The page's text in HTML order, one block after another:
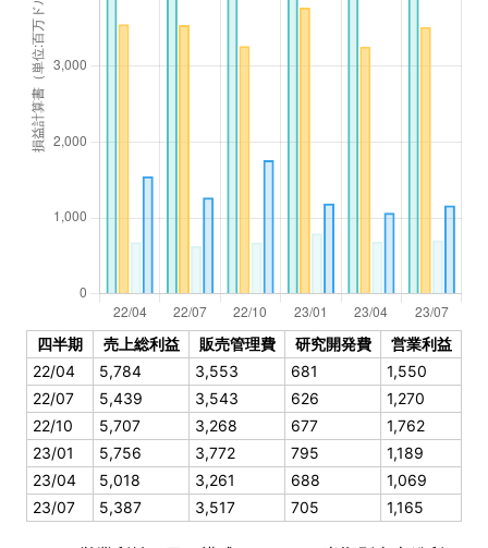
四半期 売上総利益 販売管理費 研究開発費
営業利益
22/04
5,784 3,553 681
1,550
22/07
5,439 3,543 626
1,270
22/10
5,707 3,268 677
1,762
23/01
5,756 3,772 795
1,189
23/04
5,018 3,261 688
1,069
23/07
5,387 3,517 705 1,165